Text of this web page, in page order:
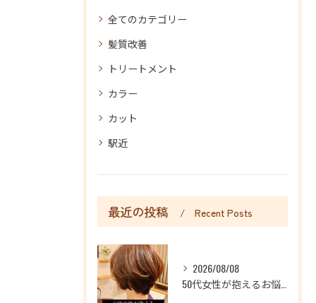
全てのカテゴリー
髪質改善
トリートメント
カラー
カット
駅近
最近の投稿 Recent Posts
2026/08/08
50代女性が抱えるお悩み解決！髪と頭皮にうるおいを♪